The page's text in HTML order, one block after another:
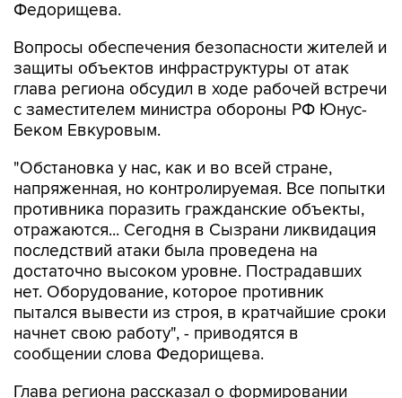
Федорищева.
Вопросы обеспечения безопасности жителей и
защиты объектов инфраструктуры от атак
глава региона обсудил в ходе рабочей встречи
с заместителем министра обороны РФ Юнус-
Беком Евкуровым.
"Обстановка у нас, как и во всей стране,
напряженная, но контролируемая. Все попытки
противника поразить гражданские объекты,
отражаются... Сегодня в Сызрани ликвидация
последствий атаки была проведена на
достаточно высоком уровне. Пострадавших
нет. Оборудование, которое противник
пытался вывести из строя, в кратчайшие сроки
начнет свою работу", - приводятся в
сообщении слова Федорищева.
Глава региона рассказал о формировании